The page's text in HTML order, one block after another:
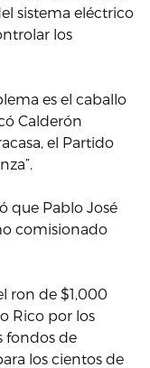
sistema eléctrico
los
es el caballo
Calderón
el Partido
que Pablo José
comisionado
ron de $1,000
Rico por los
fondos de
los cientos de